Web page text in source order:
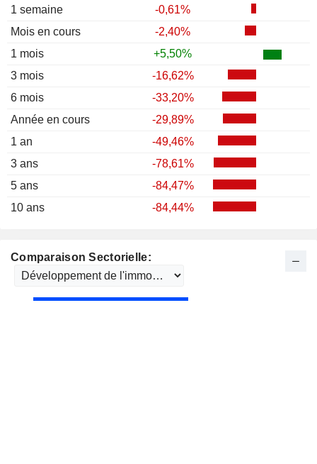
1 semaine
-0,61%
Mois en cours
-2,40%
1 mois
+5,50%
3 mois
-16,62%
6 mois
-33,20%
Année en cours
-29,89%
1 an
-49,46%
3 ans
-78,61%
5 ans
-84,47%
10 ans
-84,44%
Comparaison Sectorielle: